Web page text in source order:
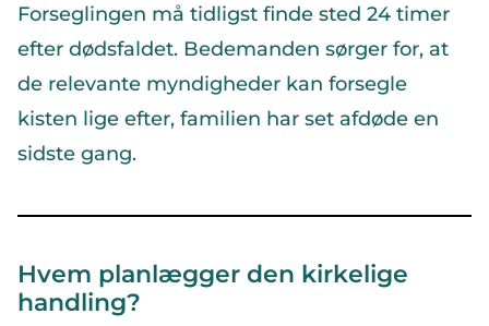
Forseglingen må tidligst finde sted 24 timer
efter dødsfaldet. Bedemanden sørger for, at
de relevante myndigheder kan forsegle
kisten lige efter, familien har set afdøde en
sidste gang.
Hvem planlægger den kirkelige
handling?